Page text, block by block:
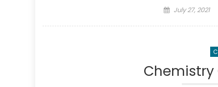
Posted on
July 27, 2021
Chemistry